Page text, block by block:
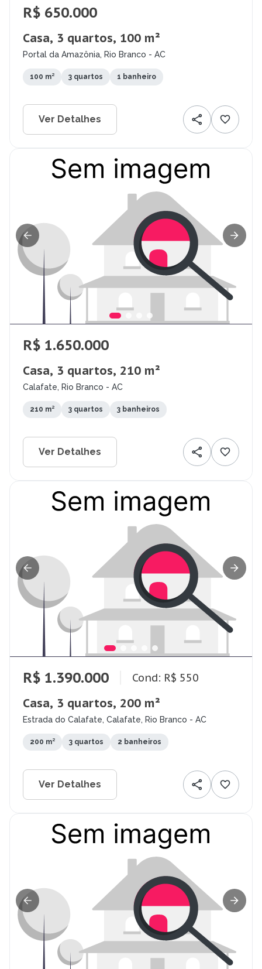
R$ 650.000
Casa, 3 quartos, 100 m²
Portal da Amazônia, Rio Branco - AC
100 m² 3 quartos 1 banheiro
Ver Detalhes
R$ 1.650.000
Casa, 3 quartos, 210 m²
Calafate, Rio Branco - AC
210 m² 3 quartos 3 banheiros
Ver Detalhes
R$ 1.390.000 Cond: R$ 550
Casa, 3 quartos, 200 m²
Estrada do Calafate, Calafate, Rio Branco - AC
200 m² 3 quartos 2 banheiros
Ver Detalhes